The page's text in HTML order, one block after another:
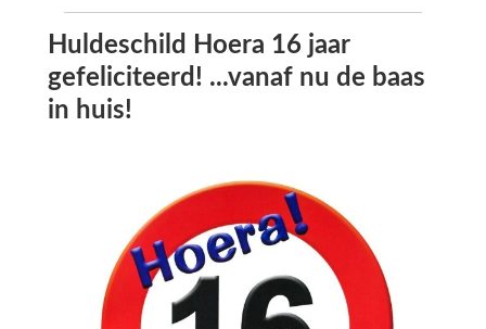
Huldeschild Hoera 16 jaar
gefeliciteerd! ...vanaf nu de baas
in huis!